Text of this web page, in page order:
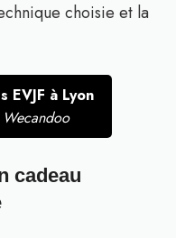
choisie et la
EVJF à Lyon
cadeau